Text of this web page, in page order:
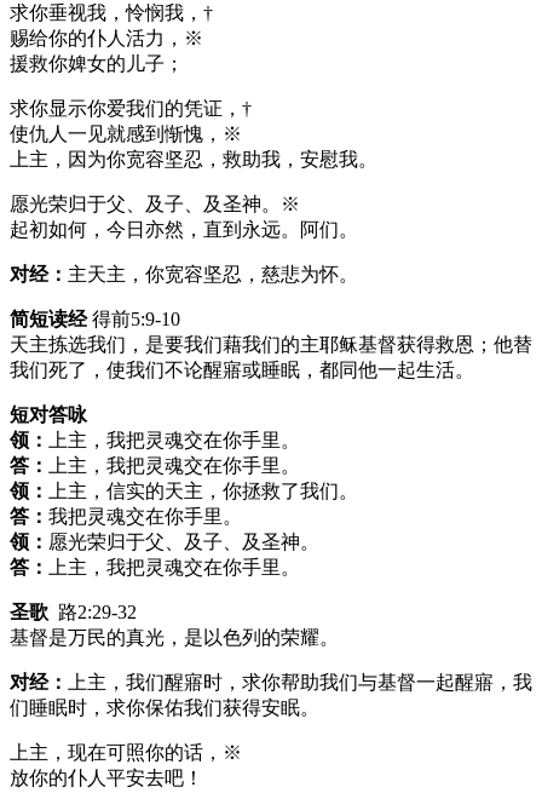
求你垂视我，怜悯我，†
赐给你的仆人活力，※
援救你婢女的儿子；
求你显示你爱我们的凭证，†
使仇人一见就感到惭愧，※
上主，因为你宽容坚忍，救助我，安慰我。
愿光荣归于父、及子、及圣神。※
起初如何，今日亦然，直到永远。阿们。
对经： 主天主，你宽容坚忍，慈悲为怀。
简短读经得前5:9-10
天主拣选我们，是要我们藉我们的主耶稣基督获得救恩；他替
我们死了，使我们不论醒寤或睡眠，都同他一起生活。
短对答咏
领：
上主，我把灵魂交在你手里。
答：
上主，我把灵魂交在你手里。
领：
上主，信实的天主，你拯救了我们。
答： 我把灵魂交在你手里。
领： 愿光荣归于父、及子、及圣神。
答：
上主，我把灵魂交在你手里。
圣歌 路2:29-32
基督是万民的真光，是以色列的荣耀。
对经：
上主，我们醒寤时，求你帮助我们与基督一起醒寤，我
们睡眠时，求你保佑我们获得安眠。
上主，现在可照你的话，※
放你的仆人平安去吧！